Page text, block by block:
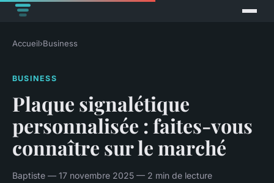
Accueil›Business
BUSINESS
Plaque signalétique
personnalisée : faites-vous
connaître sur le marché
Baptiste — 17 novembre 2025 — 2 min de lecture